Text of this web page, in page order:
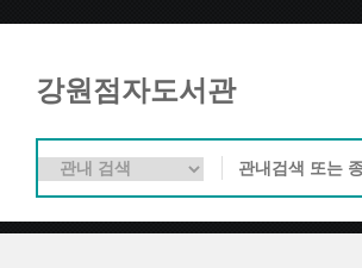
강원점자도서관